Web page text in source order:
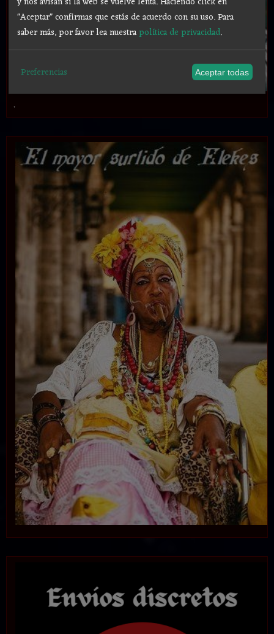
.
"Aceptar" confirmas que estás de acuerdo con su uso.Para
saber más, por favor lea nuestrapolítica de privacidad.
Preferencias Aceptar todas